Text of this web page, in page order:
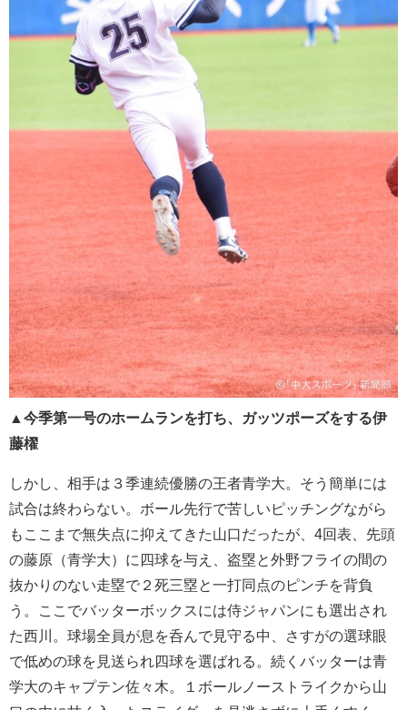
▲ 今季第一号のホームランを打ち、ガッツポーズをする伊
藤櫂
しかし、相手は３季連続優勝の王者青学大。そう簡単には
試合は終わらない。ボール先行で苦しいピッチングながら
もここまで無失点に抑えてきた山口だったが、4回表、先頭
の藤原（青学大）に四球を与え、盗塁と外野フライの間の
抜かりのない走塁で２死三塁と一打同点のピンチを背負
う。ここでバッターボックスには侍ジャパンにも選出され
た西川。球場全員が息を呑んで見守る中、さすがの選球眼
で低めの球を見送られ四球を選ばれる。続くバッターは青
学大のキャプテン佐々木。１ボールノーストライクから山